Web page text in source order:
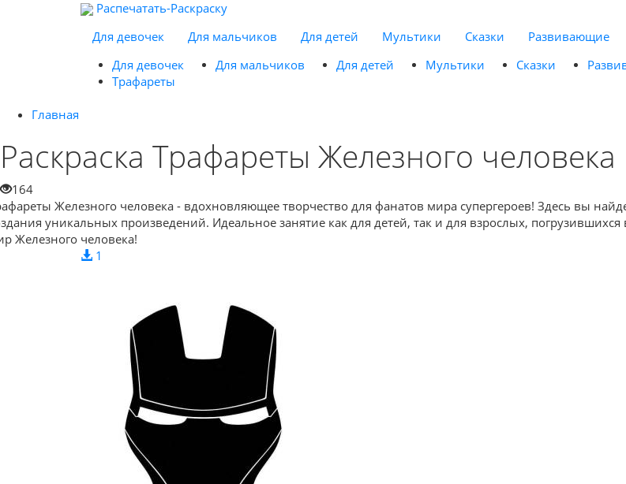
Распечатать-Раскраску
Для девочек
Для мальчиков Для детей Мультики Сказки Развивающие
Для девочек
Для мальчиков Для детей Мультики Сказки
Трафареты
Главная
Раскраска Трафареты Железного человека
164
Железного человека - вдохновляющее творчество для фанатов мира супергероев! Здесь вы
уникальных произведений. Идеальное занятие как для детей, так и для взрослых,
Железного человека!
1